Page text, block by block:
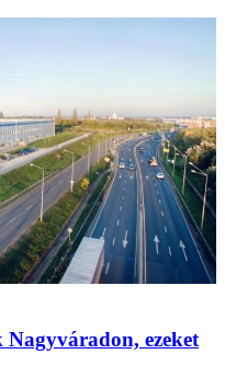
ezeket